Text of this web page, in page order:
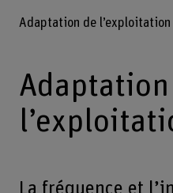
Adaptation de
Adaptation
La fréquence et